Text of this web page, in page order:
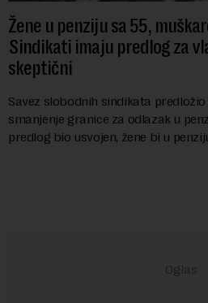
Žene u penziju sa 55,
Sindikati imaju predlog za
skeptični
Savez slobodnih sindikata
smanjenje granice za odlazak u
predlog bio usvojen, žene bi u